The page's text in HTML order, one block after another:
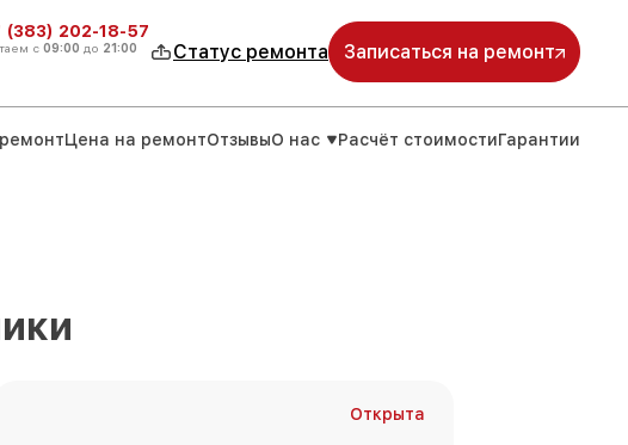
(383) 202-18-57
с 09:00 до 21:00 Статус ремонта Записаться на ремонт
Цена на ремонтОтзывыО нас Расчёт стоимостиГарантии
Открыта